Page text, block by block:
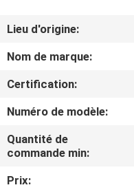
AU
SUJET
NOUS
VISITE
D'USINE
Lieu d'origine:
Nom de marque:
Certification:
Numéro de modèle:
Quantité de
commande min:
Prix: